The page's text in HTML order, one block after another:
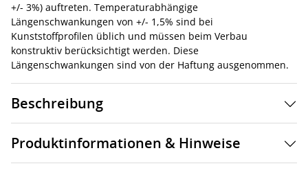
+/- 3%) auftreten. Temperaturabhängige
Längenschwankungen von +/- 1,5% sind bei
Kunststoffprofilen üblich und müssen beim Verbau
konstruktiv berücksichtigt werden. Diese
Längenschwankungen sind von der Haftung ausgenommen.
Beschreibung
Produktinformationen & Hinweise